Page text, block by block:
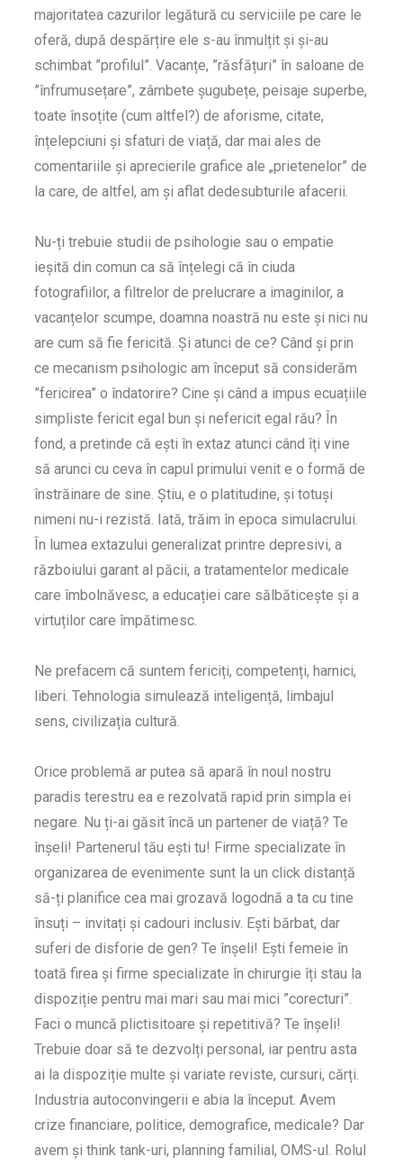
majoritatea cazurilor legătură cu serviciile pe care le
oferă, după despărțire ele s-au înmulțit și și-au
schimbat ”profilul”. Vacanțe, ”răsfățuri” în saloane de
”înfrumusețare”, zâmbete șugubețe, peisaje superbe,
toate însoțite (cum altfel?) de aforisme, citate,
înțelepciuni și sfaturi de viață, dar mai ales de
comentariile și aprecierile grafice ale „prietenelor” de
la care, de altfel, am și aflat dedesubturile afacerii.
Nu-ți trebuie studii de psihologie sau o empatie
ieșită din comun ca să înțelegi că în ciuda
fotografiilor, a filtrelor de prelucrare a imaginilor, a
vacanțelor scumpe, doamna noastră nu este și nici nu
are cum să fie fericită. Și atunci de ce? Când și prin
ce mecanism psihologic am început să considerăm
”fericirea” o îndatorire? Cine și când a impus ecuațiile
simpliste fericit egal bun și nefericit egal rău? În
fond, a pretinde că ești în extaz atunci când îți vine
să arunci cu ceva în capul primului venit e o formă de
înstrăinare de sine. Știu, e o platitudine, și totuși
nimeni nu-i rezistă. Iată, trăim în epoca simulacrului.
În lumea extazului generalizat printre depresivi, a
războiului garant al păcii, a tratamentelor medicale
care îmbolnăvesc, a educației care sălbăticește și a
virtuților care împătimesc.
Ne prefacem că suntem fericiți, competenți, harnici,
liberi. Tehnologia simulează inteligență, limbajul
sens, civilizația cultură.
Orice problemă ar putea să apară în noul nostru
paradis terestru ea e rezolvată rapid prin simpla ei
negare. Nu ți-ai găsit încă un partener de viață? Te
înșeli! Partenerul tău ești tu! Firme specializate în
organizarea de evenimente sunt la un click distanță
să-ți planifice cea mai grozavă logodnă a ta cu tine
însuți – invitați și cadouri inclusiv. Ești bărbat, dar
suferi de disforie de gen? Te înșeli! Ești femeie în
toată firea și firme specializate în chirurgie îți stau la
dispoziție pentru mai mari sau mai mici ”corecturi”.
Faci o muncă plictisitoare și repetitivă? Te înșeli!
Trebuie doar să te dezvolți personal, iar pentru asta
ai la dispoziție multe și variate reviste, cursuri, cărți.
Industria autoconvingerii e abia la început. Avem
crize financiare, politice, demografice, medicale? Dar
avem și think tank-uri, planning familial, OMS-ul. Rolul